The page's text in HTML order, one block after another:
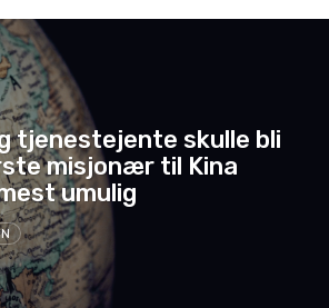
tjenestejente skulle bli
misjonær til Kina
umulig